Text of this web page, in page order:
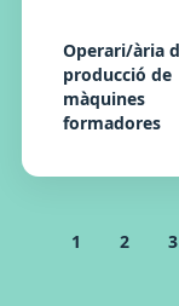
Operari/ària
producció de
màquines
formadores
1 2 3